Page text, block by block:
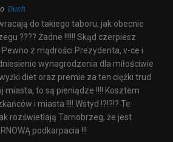
Duch
do takiego taboru, jak obecnie
???? Żadne !!!!!! Skąd czerpiesz
Pewno z mądrości Prezydenta, v-ce i
wynagrodzenia dla miłościwie
diet oraz premie za ten ciężki trud
miasta, to są pieniądze !!!! Kosztem
i miasta !!!! Wstyd !?!?!? Te
rozświetlają Tarnobrzeg, że jest
podkarpacia !!!